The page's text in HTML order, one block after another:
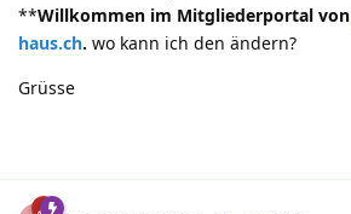
**Willkommen im Mitgliederportal von
haus.ch. wo kann ich den ändern?
Grüsse